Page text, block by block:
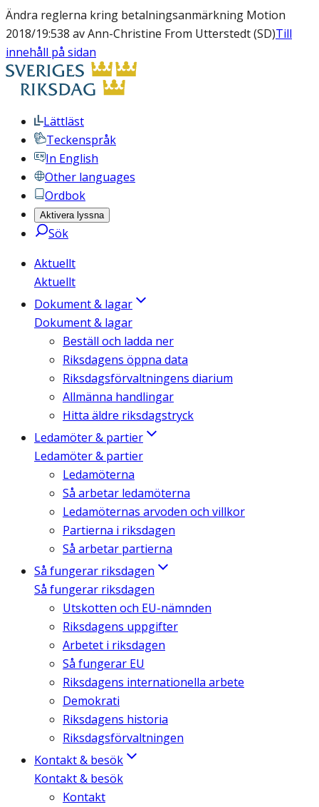
Ändra reglerna kring betalningsanmärkning Motion
2018/19:538 av Ann-Christine From Utterstedt (SD)Till
innehåll på sidan
Lättläst
Teckenspråk
In English
Other languages
Ordbok
Aktivera lyssna
Sök
Aktuellt
Aktuellt
Dokument & lagar
Dokument & lagar
Beställ och ladda ner
Riksdagens öppna data
Riksdagsförvaltningens diarium
Allmänna handlingar
Hitta äldre riksdagstryck
Ledamöter & partier
Ledamöter & partier
Ledamöterna
Så arbetar ledamöterna
Ledamöternas arvoden och villkor
Partierna i riksdagen
Så arbetar partierna
Så fungerar riksdagen
Så fungerar riksdagen
Utskotten och EU-nämnden
Riksdagens uppgifter
Arbetet i riksdagen
Så fungerar EU
Riksdagens internationella arbete
Demokrati
Riksdagens historia
Riksdagsförvaltningen
Kontakt & besök
Kontakt & besök
Kontakt